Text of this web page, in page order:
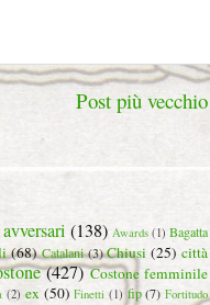
Post più vecchio
avversari (138) Awards (1) Bagatta
(68) Catalani (3) Chiusi (25) città
(427) Costone femminile
(2) ex (50) Finetti (1) fip (7) Fortitudo